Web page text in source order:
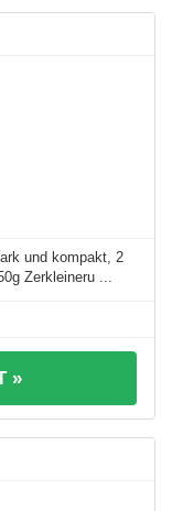
und kompakt, 2
Zerkleineru ...
»